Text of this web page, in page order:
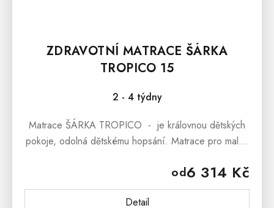
ZDRAVOTNÍ MATRACE ŠÁRKA
TROPICO 15
2 - 4 týdny
od6 314 Kč
Detail
Matrace ŠÁRKA TROPICO - je královnou dětských
pokoje, odolná dětskému hopsání. Matrace pro malé i
a prošívaným potahem...